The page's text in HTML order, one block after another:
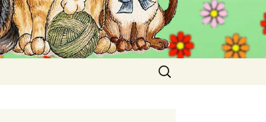
Vyhledávání